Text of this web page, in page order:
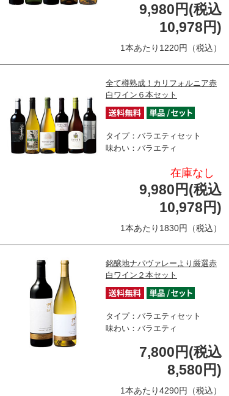
9,980円(税込
10,978円)
1本あたり1220円（税込）
全て樽熟成！カリフォルニア赤
白ワイン６本セット
タイプ：バラエティセット
味わい：バラエティ
在庫なし
9,980円(税込
10,978円)
1本あたり1830円（税込）
銘醸地ナパヴァレーより厳選赤
白ワイン２本セット
タイプ：バラエティセット
味わい：バラエティ
7,800円(税込
8,580円)
1本あたり4290円（税込）